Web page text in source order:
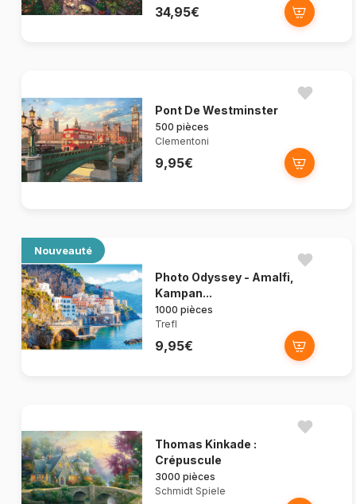
34,95€
Pont De Westminster
500 pièces
Clementoni
9,95€
Nouveauté
Photo Odyssey - Amalfi,
Kampan...
1000 pièces
Trefl
9,95€
Thomas Kinkade :
Crépuscule
3000 pièces
Schmidt Spiele